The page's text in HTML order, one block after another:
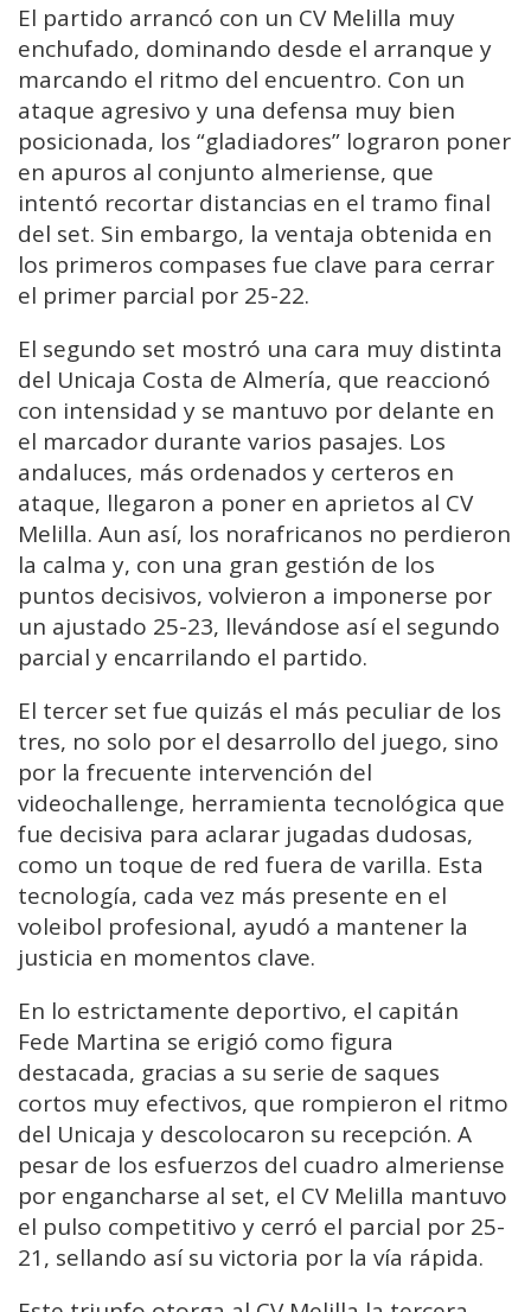
El partido arrancó con un CV Melilla muy
enchufado, dominando desde el arranque y
marcando el ritmo del encuentro. Con un
ataque agresivo y una defensa muy bien
posicionada, los “gladiadores” lograron poner
en apuros al conjunto almeriense, que
intentó recortar distancias en el tramo final
del set. Sin embargo, la ventaja obtenida en
los primeros compases fue clave para cerrar
el primer parcial por 25-22.
El segundo set mostró una cara muy distinta
del Unicaja Costa de Almería, que reaccionó
con intensidad y se mantuvo por delante en
el marcador durante varios pasajes. Los
andaluces, más ordenados y certeros en
ataque, llegaron a poner en aprietos al CV
Melilla. Aun así, los norafricanos no perdieron
la calma y, con una gran gestión de los
puntos decisivos, volvieron a imponerse por
un ajustado 25-23, llevándose así el segundo
parcial y encarrilando el partido.
El tercer set fue quizás el más peculiar de los
tres, no solo por el desarrollo del juego, sino
por la frecuente intervención del
videochallenge, herramienta tecnológica que
fue decisiva para aclarar jugadas dudosas,
como un toque de red fuera de varilla. Esta
tecnología, cada vez más presente en el
voleibol profesional, ayudó a mantener la
justicia en momentos clave.
En lo estrictamente deportivo, el capitán
Fede Martina se erigió como figura
destacada, gracias a su serie de saques
cortos muy efectivos, que rompieron el ritmo
del Unicaja y descolocaron su recepción. A
pesar de los esfuerzos del cuadro almeriense
por engancharse al set, el CV Melilla mantuvo
el pulso competitivo y cerró el parcial por 25-
21, sellando así su victoria por la vía rápida.